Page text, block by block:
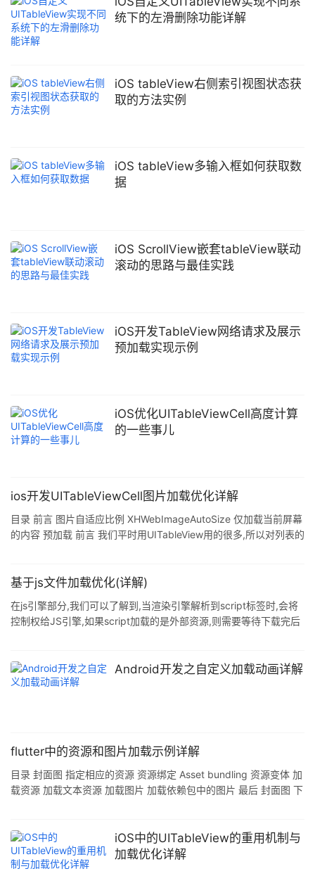
统下的左滑删除功能详解
iOS tableView右侧索引视图状态获
取的方法实例
iOS tableView多输入框如何获取数
据
iOS ScrollView嵌套tableView联动
滚动的思路与最佳实践
iOS开发TableView网络请求及展示
预加载实现示例
iOS优化UITableViewCell高度计算
的一些事儿
ios开发UITableViewCell图片加载优化详解
目录 前言 图片自适应比例 XHWebImageAutoSize 仅加载当前屏幕
的内容 预加载 前言 我们平时用UITableView用的很多,所以对列表的
形,这样子做开发的效率是很高的,毕竟图片宽高我们都是固定好的了.
和高,那就好办了,那如果没有呢,我们应该怎么去做呢
基于js文件加载优化(详解)
在js引擎部分,我们可以了解到,当渲染引擎解析到script标签时,会将
控制权给JS引擎,如果script加载的是外部资源,则需要等待下载完后
要将script放在body的底部,让页面尽早脱离白屏的现象,即会提早触
发DOMContentLoaded事件. 但是由于在IOS Safari, Android
Android开发之自定义加载动画详解
flutter中的资源和图片加载示例详解
目录 封面图 指定相应的资源 资源绑定 Asset bundling 资源变体 加
载资源 加载文本资源 加载图片 加载依赖包中的图片 最后 封面图 下
资产,我们通常这些资产为资源. 有时候我会思考assets这个单词,在
程序中到底应该翻译为资产呢?还是翻译为资源?按照习惯,我们这里
还是称为资源好了- 这些资源是一些与应用程序捆绑在一起和并且部
iOS中的UITableView的重用机制与
加载优化详解